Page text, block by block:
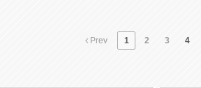
Prev 1 2 3 4